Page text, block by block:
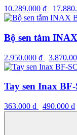
10.289.000 ₫
Bộ sen tắm
2.950.000 ₫
Tay sen Inax
363.000 ₫ 490.000 ₫